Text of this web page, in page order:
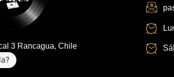
3 Rancagua, Chile